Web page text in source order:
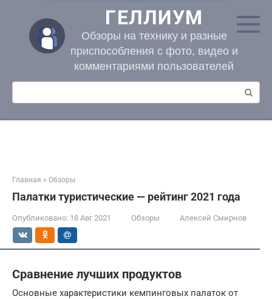
контенту
ГЕЛЛИУМ
Обзоры на технику и разные
приспособления с фото, видео и
комментариями пользователей
Поиск:
Главная » Обзоры
Палатки туристические — рейтинг 2021 года
Опубликовано: 18 Авг 2021 Обзоры Алексей Смирнов
Сравнение лучших продуктов
Основные характеристики кемпинговых палаток от